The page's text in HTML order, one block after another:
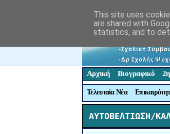
Αρχική Βιογραφικό
Τελευταία Νέα
ΑΥΤΟΒΕΛΤΙΩΣΗ/
This site uses
are shared with
statistics, and to